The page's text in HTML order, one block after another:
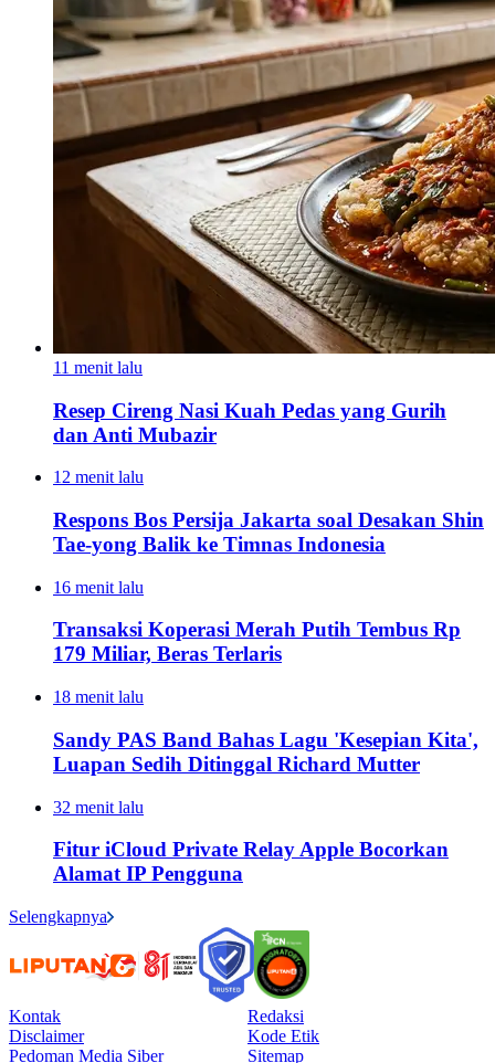
11 menit lalu
Resep Cireng Nasi Kuah Pedas yang Gurih
dan Anti Mubazir
12 menit lalu
Respons Bos Persija Jakarta soal Desakan Shin
Tae-yong Balik ke Timnas Indonesia
16 menit lalu
Transaksi Koperasi Merah Putih Tembus Rp
179 Miliar, Beras Terlaris
18 menit lalu
Sandy PAS Band Bahas Lagu 'Kesepian Kita',
Luapan Sedih Ditinggal Richard Mutter
32 menit lalu
Fitur iCloud Private Relay Apple Bocorkan
Alamat IP Pengguna
Selengkapnya
Kontak
Redaksi
Disclaimer
Kode Etik
Pedoman Media Siber
Sitemap